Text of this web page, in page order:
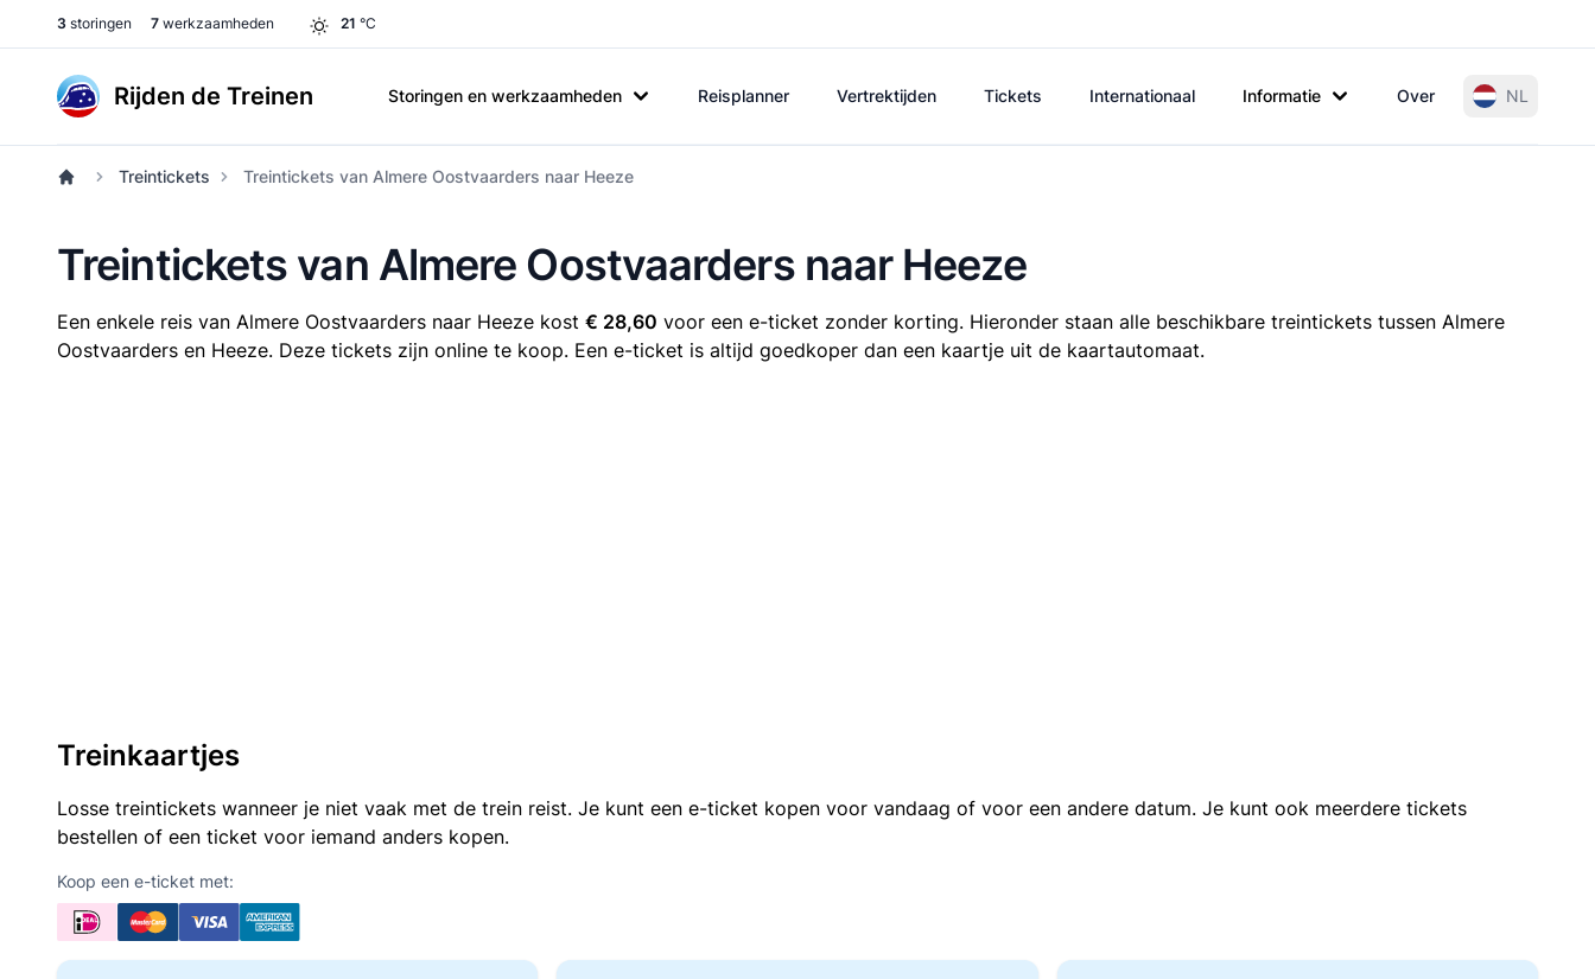
3 storingen 7 werkzaamheden 21 °C
Rijden de Treinen Storingen en werkzaamheden Reisplanner Vertrektijden Tickets Internationaal Informatie Over NL
Treintickets Treintickets van Almere Oostvaarders naar Heeze
Treintickets van Almere Oostvaarders naar Heeze
Een enkele reis van Almere Oostvaarders naar Heeze kost € 28,60 voor een e-ticket zonder korting. Hieronder staan alle beschikbare treintickets tussen Almere
Oostvaarders en Heeze. Deze tickets zijn online te koop. Een e-ticket is altijd goedkoper dan een kaartje uit de kaartautomaat.
Treinkaartjes
Losse treintickets wanneer je niet vaak met de trein reist. Je kunt een e-ticket kopen voor vandaag of voor een andere datum. Je kunt ook meerdere tickets
bestellen of een ticket voor iemand anders kopen.
Koop een e-ticket met: